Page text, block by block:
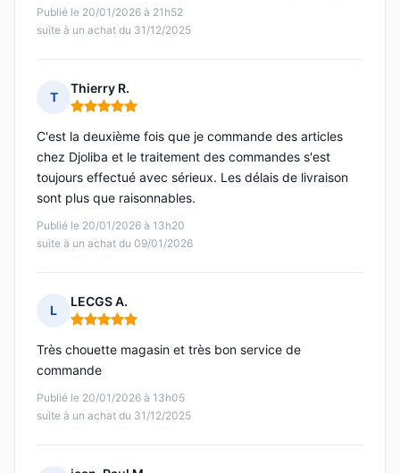
Publié le 20/01/2026 à 21h52
suite à un achat du 31/12/2025
T
Thierry R.
Note : 5 sur 5
Publié le 20/01/2026 à 13h20
suite à un achat du 09/01/2026
C'est la deuxième fois que je commande des articles
chez Djoliba et le traitement des commandes s'est
toujours effectué avec sérieux. Les délais de livraison
sont plus que raisonnables.
L
LECGS A.
Note : 5 sur 5
Publié le 20/01/2026 à 13h05
suite à un achat du 31/12/2025
Très chouette magasin et très bon service de
commande